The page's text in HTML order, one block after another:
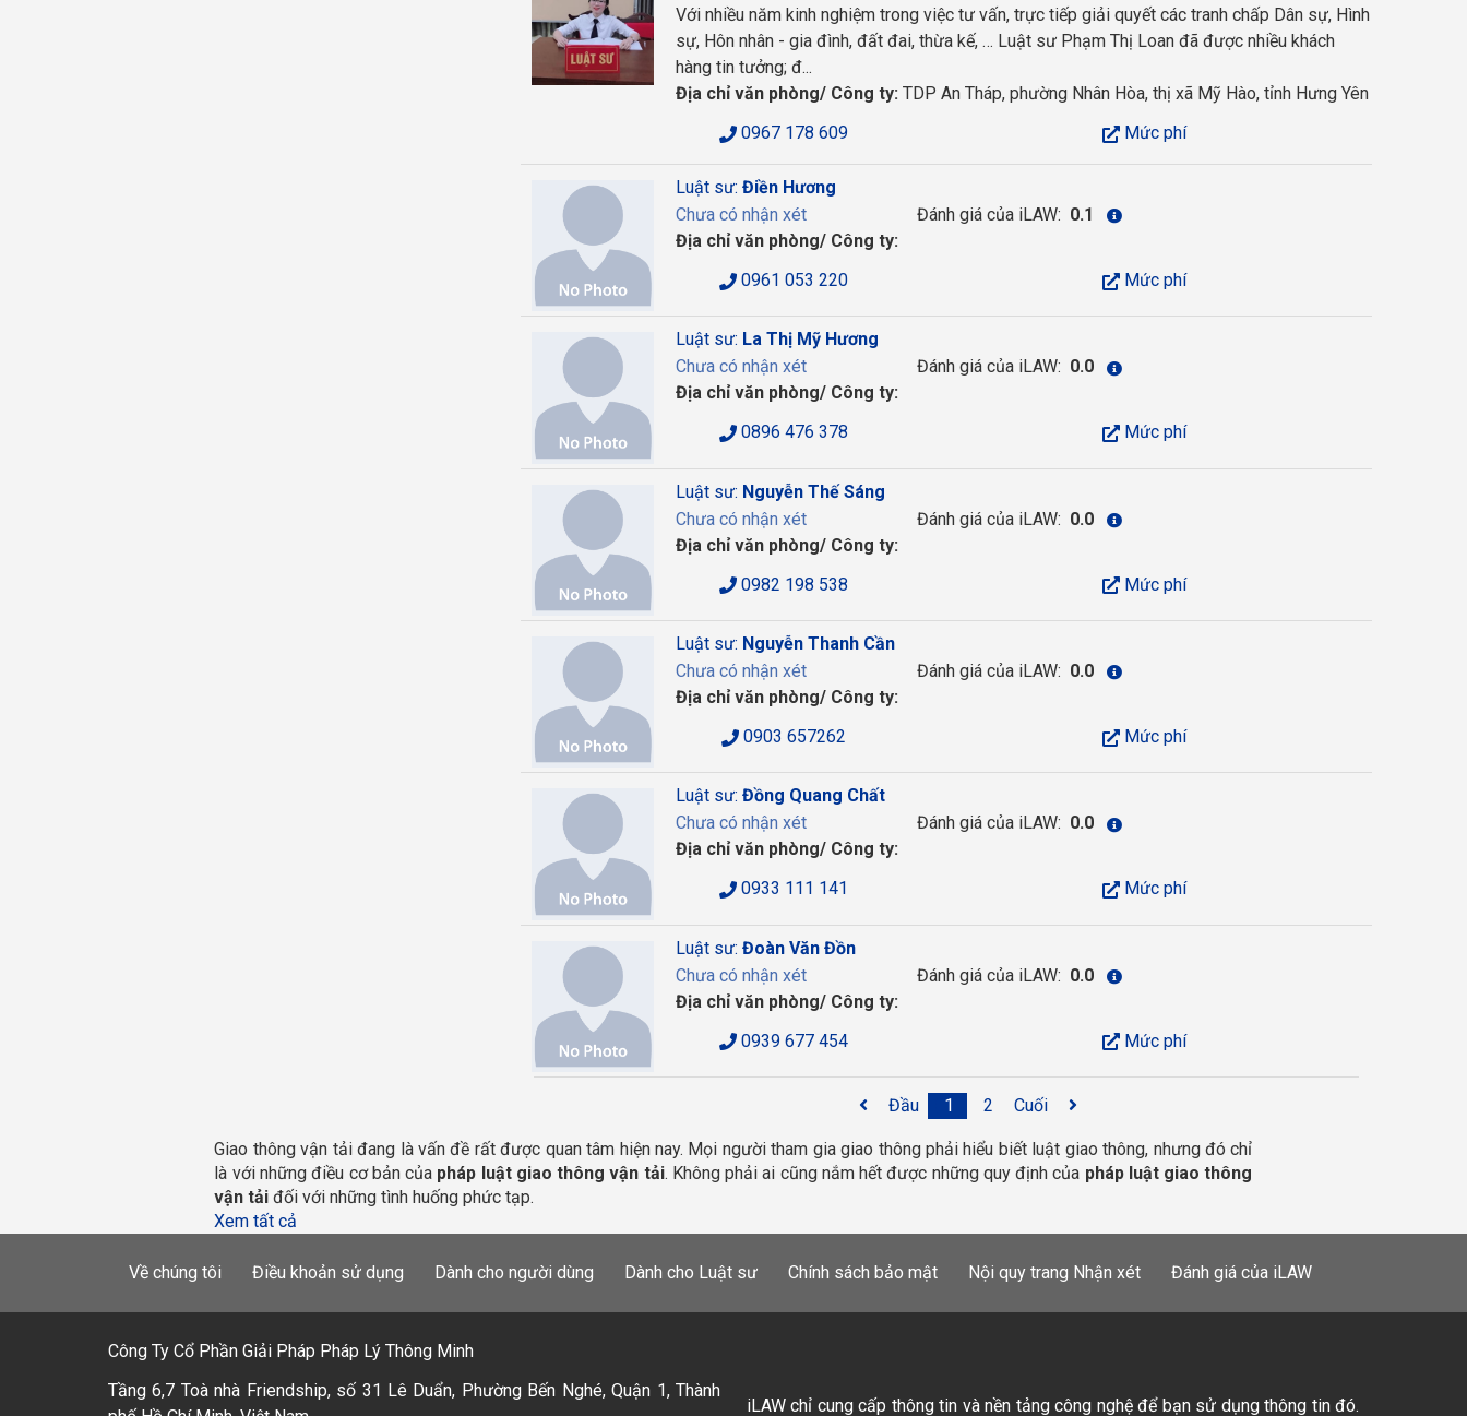
Với nhiều năm kinh nghiệm trong việc tư vấn, trực tiếp giải quyết các tranh chấp Dân sự, Hình
sự, Hôn nhân - gia đình, đất đai, thừa kế, … Luật sư Phạm Thị Loan đã được nhiều khách
hàng tin tưởng; đ...
Địa chỉ văn phòng/ Công ty: TDP An Tháp, phường Nhân Hòa, thị xã Mỹ Hào, tỉnh Hưng Yên
0967 178 609
Mức phí
Luật sư: Điền Hương
Chưa có nhận xét
Đánh giá của iLAW: 0.1
Địa chỉ văn phòng/ Công ty:
0961 053 220
Mức phí
Luật sư: La Thị Mỹ Hương
Chưa có nhận xét
Đánh giá của iLAW: 0.0
Địa chỉ văn phòng/ Công ty:
0896 476 378
Mức phí
Luật sư: Nguyễn Thế Sáng
Chưa có nhận xét
Đánh giá của iLAW: 0.0
Địa chỉ văn phòng/ Công ty:
0982 198 538
Mức phí
Luật sư: Nguyễn Thanh Cần
Chưa có nhận xét
Đánh giá của iLAW: 0.0
Địa chỉ văn phòng/ Công ty:
0903 657262
Mức phí
Luật sư: Đồng Quang Chất
Chưa có nhận xét
Đánh giá của iLAW: 0.0
Địa chỉ văn phòng/ Công ty:
0933 111 141
Mức phí
Luật sư: Đoàn Văn Đồn
Chưa có nhận xét
Đánh giá của iLAW: 0.0
Địa chỉ văn phòng/ Công ty:
0939 677 454
Mức phí
Đầu 1 2 Cuối
Giao thông vận tải đang là vấn đề rất được quan tâm hiện nay. Mọi người tham gia giao thông phải hiểu biết luật giao thông, nhưng đó chỉ
là với những điều cơ bản của pháp luật giao thông vận tải. Không phải ai cũng nắm hết được những quy định của pháp luật giao thông
vận tải đối với những tình huống phức tạp.
Xem tất cả
Về chúng tôi Điều khoản sử dụng Dành cho người dùng Dành cho Luật sư Chính sách bảo mật Nội quy trang Nhận xét Đánh giá của iLAW
Công Ty Cổ Phần Giải Pháp Pháp Lý Thông Minh
Tầng 6,7 Toà nhà Friendship, số 31 Lê Duẩn, Phường Bến Nghé, Quận 1, Thành
iLAW chỉ cung cấp thông tin và nền tảng công nghệ để bạn sử dụng thông tin đó.